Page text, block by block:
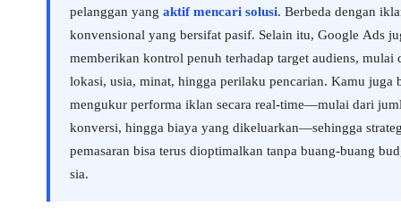
pelanggan yangaktif mencari solusi. Berbeda dengan
konvensional yang bersifat pasif. Selain itu, Google Ads
memberikan kontrol penuh terhadap target audiens, mulai
lokasi, usia, minat, hingga perilaku pencarian. Kamu juga
mengukur performa iklan secara real-time—mulai dari
konversi, hingga biaya yang dikeluarkan—sehingga
pemasaran bisa terus dioptimalkan tanpa buang-buang
sia.